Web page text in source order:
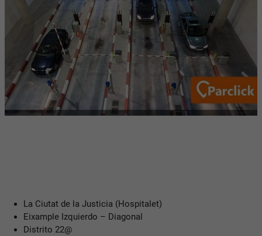
La Ciutat de la Justicia (Hospitalet)
Eixample Izquierdo – Diagonal
Distrito 22@